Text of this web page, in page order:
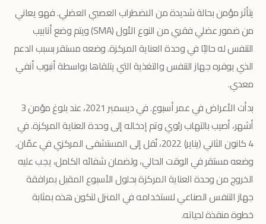
يتأثر مؤمن بحالة شديدة من الاضطراب العصبي العضلي. فهو يعاني
من ضمور عضلي فقري من النوع الأول (SMA) ويتم وضع أنابيب
التنفس له حاليًا في وحدة العناية المركزة. وضعه مستقر بسبب الدعم
الذي يوفره جهاز التنفس والتغذية التي يتلقاها بواسطة أنبوب أنفي
معدي.
بدأت الأعراض في عمر أسبوع. في ديسمبر 2021، عند بلوغ مؤمن 3
أشهر، أصيب بالتهاب رئوي وتم إدخاله إلى وحدة العناية المركزة. في
4 كانون الثاني (يناير) 2022، نُقل إلى المستشفى المركزي في عمّان.
وضعه مستقر في الوقت الحالي، ولضمان شفائه الكامل، يجب عليه
الخروج من وحدة العناية المركزة بحلول الأسبوع المقبل بمرافقة
جهاز التنفس الصناعي لاستخدامه في المنزل لتكون هذه بمثابة
خطوة منقذة لحياته.